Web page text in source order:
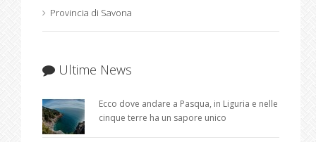
Provincia di Savona
Ultime News
Ecco dove andare a Pasqua, in Liguria e nelle
cinque terre ha un sapore unico